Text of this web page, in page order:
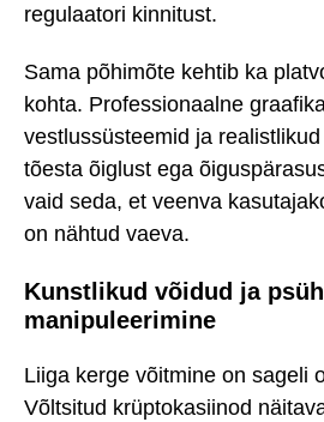
regulaatori kinnitust.
Sama põhimõte kehtib ka
kohta. Professionaalne
vestlussüsteemid ja
tõesta õiglust ega
vaid seda, et veenva
on nähtud vaeva.
Kunstlikud võidud ja
manipuleerimine
Liiga kerge võitmine on sageli
Võltsitud krüptokasiinod